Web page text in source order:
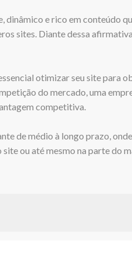
dinâmico e rico em conteúdo
sites. Diante dessa
otimizar seu site para
do mercado, uma
competitiva.
de médio à longo prazo,
ou até mesmo na parte do